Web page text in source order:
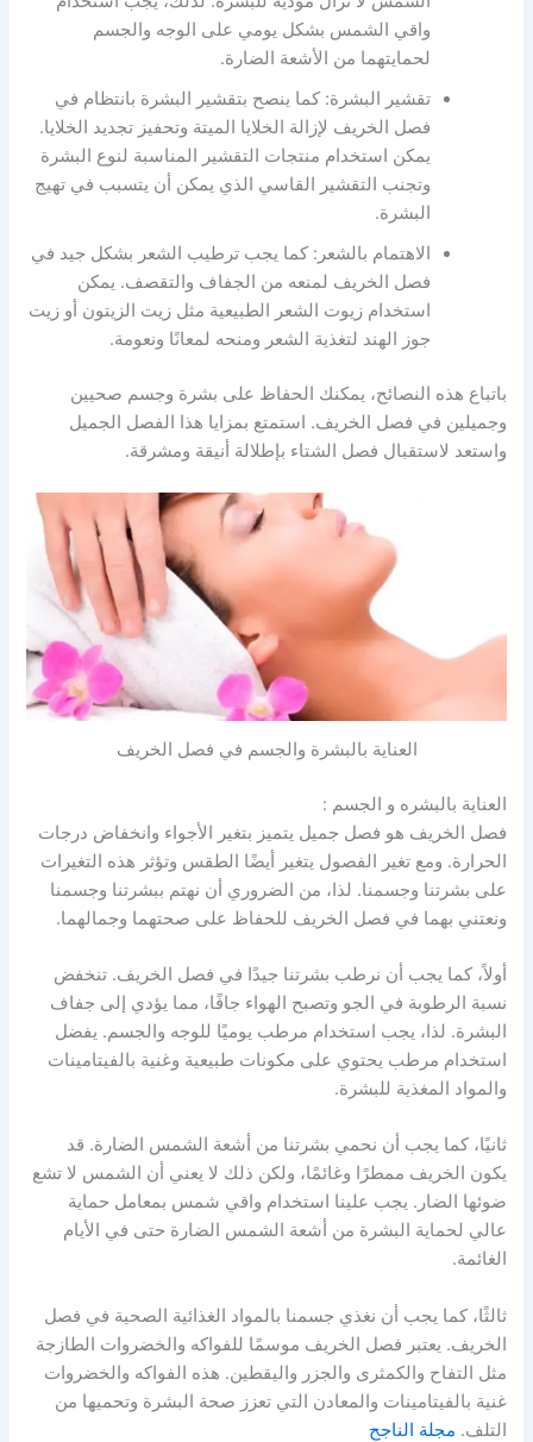
واقي الشمس بشكل يومي على الوجه والجسم
لحمايتهما من الأشعة الضارة.
تقشير البشرة: كما ينصح بتقشير البشرة بانتظام في
فصل الخريف لإزالة الخلايا الميتة وتحفيز تجديد الخلايا.
يمكن استخدام منتجات التقشير المناسبة لنوع البشرة
وتجنب التقشير القاسي الذي يمكن أن يتسبب في تهيج
البشرة.
الاهتمام بالشعر: كما يجب ترطيب الشعر بشكل جيد في
فصل الخريف لمنعه من الجفاف والتقصف. يمكن
استخدام زيوت الشعر الطبيعية مثل زيت الزيتون أو زيت
جوز الهند لتغذية الشعر ومنحه لمعانًا ونعومة.
باتباع هذه النصائح، يمكنك الحفاظ على بشرة وجسم صحيين
وجميلين في فصل الخريف. استمتع بمزايا هذا الفصل الجميل
واستعد لاستقبال فصل الشتاء بإطلالة أنيقة ومشرقة.
العناية بالبشرة والجسم في فصل الخريف
العناية بالبشره و الجسم :
فصل الخريف هو فصل جميل يتميز بتغير الأجواء وانخفاض درجات
الحرارة. ومع تغير الفصول يتغير أيضًا الطقس وتؤثر هذه التغيرات
على بشرتنا وجسمنا. لذا، من الضروري أن نهتم ببشرتنا وجسمنا
ونعتني بهما في فصل الخريف للحفاظ على صحتهما وجمالهما.
أولاً، كما يجب أن نرطب بشرتنا جيدًا في فصل الخريف. تنخفض
نسبة الرطوبة في الجو وتصبح الهواء جافًا، مما يؤدي إلى جفاف
البشرة. لذا، يجب استخدام مرطب يوميًا للوجه والجسم. يفضل
استخدام مرطب يحتوي على مكونات طبيعية وغنية بالفيتامينات
والمواد المغذية للبشرة.
ثانيًا، كما يجب أن نحمي بشرتنا من أشعة الشمس الضارة. قد
يكون الخريف ممطرًا وغائمًا، ولكن ذلك لا يعني أن الشمس لا تشع
ضوئها الضار. يجب علينا استخدام واقي شمس بمعامل حماية
عالي لحماية البشرة من أشعة الشمس الضارة حتى في الأيام
الغائمة.
ثالثًا، كما يجب أن نغذي جسمنا بالمواد الغذائية الصحية في فصل
الخريف. يعتبر فصل الخريف موسمًا للفواكه والخضروات الطازجة
مثل التفاح والكمثرى والجزر واليقطين. هذه الفواكه والخضروات
غنية بالفيتامينات والمعادن التي تعزز صحة البشرة وتحميها من
التلف. مجلة الناجح